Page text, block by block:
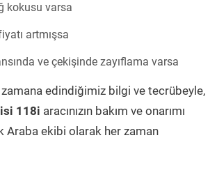
kokusu varsa
artmışsa
ve çekişinde zayıflama varsa
zamana edindiğimiz bilgi ve tecrübeyle,
118i aracınızın bakım ve onarımı
Araba ekibi olarak her zaman